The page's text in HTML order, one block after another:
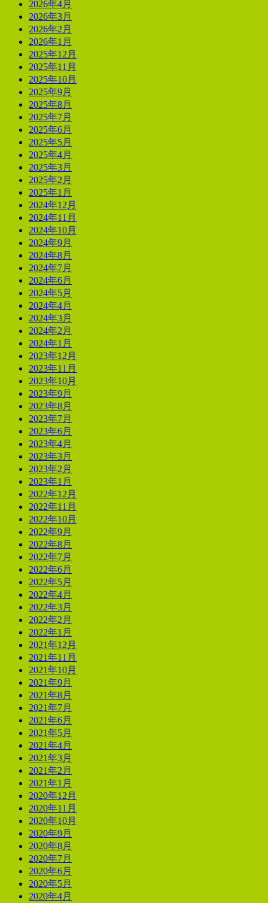
2026年4月
2026年3月
2026年2月
2026年1月
2025年12月
2025年11月
2025年10月
2025年9月
2025年8月
2025年7月
2025年6月
2025年5月
2025年4月
2025年3月
2025年2月
2025年1月
2024年12月
2024年11月
2024年10月
2024年9月
2024年8月
2024年7月
2024年6月
2024年5月
2024年4月
2024年3月
2024年2月
2024年1月
2023年12月
2023年11月
2023年10月
2023年9月
2023年8月
2023年7月
2023年6月
2023年4月
2023年3月
2023年2月
2023年1月
2022年12月
2022年11月
2022年10月
2022年9月
2022年8月
2022年7月
2022年6月
2022年5月
2022年4月
2022年3月
2022年2月
2022年1月
2021年12月
2021年11月
2021年10月
2021年9月
2021年8月
2021年7月
2021年6月
2021年5月
2021年4月
2021年3月
2021年2月
2021年1月
2020年12月
2020年11月
2020年10月
2020年9月
2020年8月
2020年7月
2020年6月
2020年5月
2020年4月